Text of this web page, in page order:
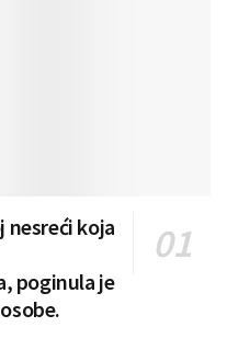
nesreći koja
poginula je